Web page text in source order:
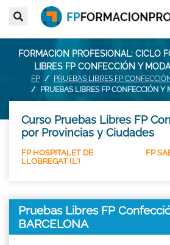
FORMACION PROFESIONAL: CICLO
LIBRES FP CONFECCIÓN Y
FP
PRUEBAS LIBRES FP
PRUEBAS LIBRES FP CONFECCIÓN
Curso Pruebas Libres FP
por Provincias y Ciudades
FP HOSPITALET DE
LLOBREGAT (L')
FP
Pruebas Libres FP
BARCELONA